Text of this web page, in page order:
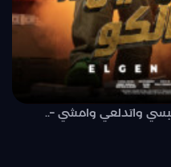
واتدلعي وامشي –..